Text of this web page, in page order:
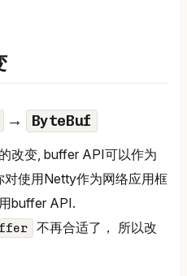
→ ByteBuf
改变, buffer API可以作为
对使用Netty作为网络应用框
buffer API.
不再合适了， 所以改